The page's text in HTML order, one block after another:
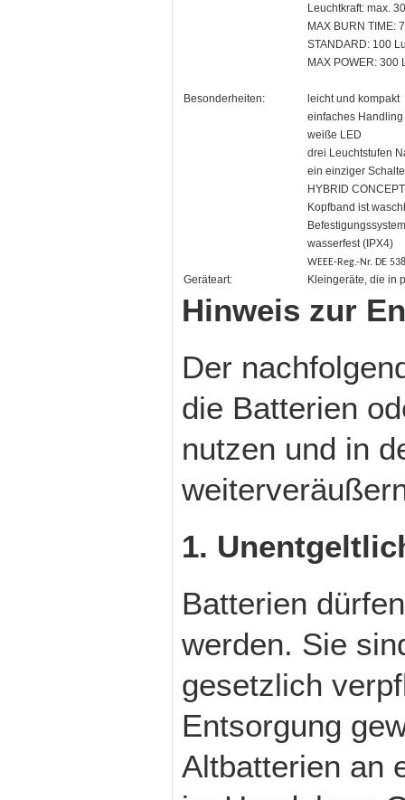
Leuchtkraft: max.
MAX BURN TIME:
STANDARD: 100
MAX POWER: 300
Besonderheiten:
leicht und kompakt
einfaches Handling
weiße LED
drei Leuchtstufen
ein einziger
HYBRID
Kopfband ist
wasserfest (IPX4)
WEEE-Reg.-Nr. DE
Geräteart: Kleingeräte, die in
Hinweis zur
Der
die Batterien
nutzen und in
1.
Batterien
werden. Sie
gesetzlich
Entsorgung
Altbatterien an